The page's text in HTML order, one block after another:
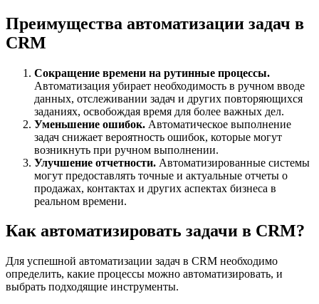
Преимущества автоматизации задач в
CRM
Сокращение времени на рутинные процессы.
Автоматизация убирает необходимость в ручном вводе
данных, отслеживании задач и других повторяющихся
заданиях, освобождая время для более важных дел.
Уменьшение ошибок. Автоматическое выполнение
задач снижает вероятность ошибок, которые могут
возникнуть при ручном выполнении.
Улучшение отчетности. Автоматизированные системы
могут предоставлять точные и актуальные отчеты о
продажах, контактах и других аспектах бизнеса в
реальном времени.
Как автоматизировать задачи в CRM?
Для успешной автоматизации задач в CRM необходимо
определить, какие процессы можно автоматизировать, и
выбрать подходящие инструменты.